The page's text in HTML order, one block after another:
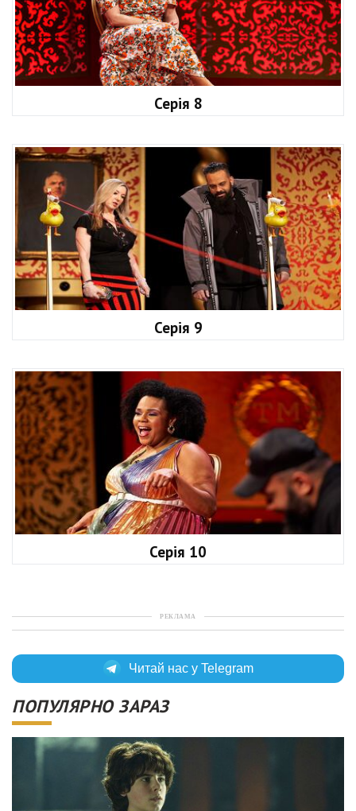
Серія 8
Серія 9
Серія 10
РЕКЛАМА
Читай нас у Telegram
ПОПУЛЯРНО ЗАРАЗ